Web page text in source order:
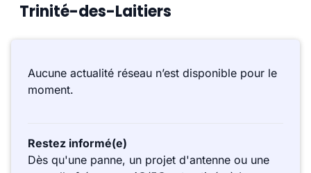
Trinité-des-Laitiers
Aucune actualité réseau n’est disponible pour le
moment.
Restez informé(e)
Dès qu'une panne, un projet d'antenne ou une